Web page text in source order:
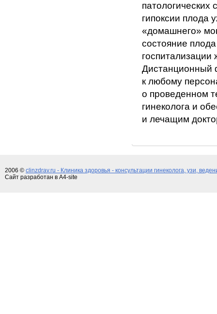
патологических
гипоксии плода
«домашнего»
состояние
госпитализации
Дистанционный
к любому
о проведенном
гинеколога и
и лечащим
2006 © clinzdrav.ru - Клиника здоровья - консультации гинеколога, узи,
Сайт разработан в A4-site